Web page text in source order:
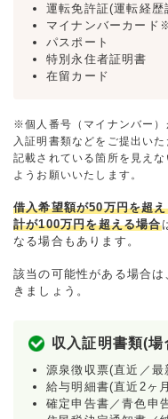
運転免許証(運転経歴
マイナンバーカード
パスポート
特別永住者証明書
在留カード
※個人番号（マイナンバー）
入証明書類などをご提出い
記載されている箇所を見え
ようお願いいたします。
借入希望額が50万円を超
計が100万円を超える場合
なる場合もあります。
該当の可能性がある場合
きましょう。
収入証明書類(
源泉徴収票(直近／最
給与明細書(直近2ヶ
確定申告書／青色申